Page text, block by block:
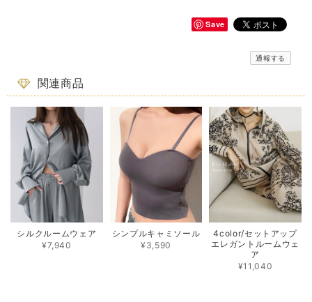
Save
通報する
関連商品
シルクルームウェア
¥7,940
シンプルキャミソール
¥3,590
4color/セットアップ
エレガントルームウェ
ア
¥11,040